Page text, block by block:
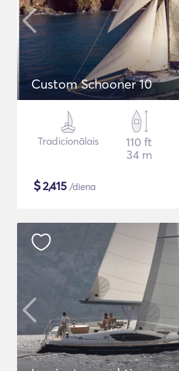
Custom Schooner 10
Tradicionālais
110 ft
34 m
$2,415 /diena